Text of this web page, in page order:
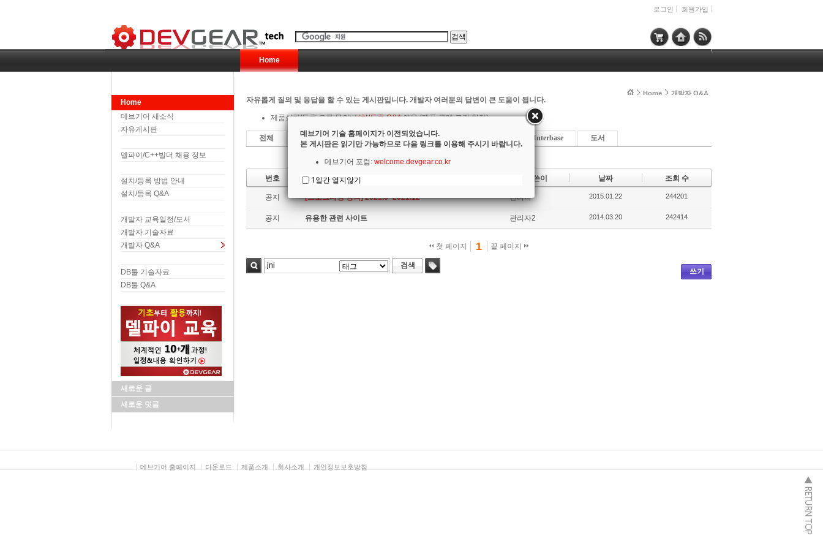
로그인 회원가입
Home
Home
데브기어 새소식
자유게시판
델파이/C++빌더 채용 정보
설치/등록 방법 안내
설치/등록 Q&A
개발자 교육일정/도서
개발자 기술자료
개발자 Q&A
DB툴 기술자료
DB툴 Q&A
새로운 글
새로운 덧글
Home 개발자 Q&A
자유롭게 질의 및 응답을 할 수 있는 게시판입니다. 개발자 여러분의 답변이 큰 도움이 됩니다.
제품설치/등록 오류 문의:설치/등록 Q&A이용 (제품 구매 고객 한정)
전체 Delphi C++ Builder RadPHP Interbase 도서
번호 글쓴이 날짜 조회 수
공지 [프로그래밍 강의] 2021.6~2021.12 관리자 2015.01.22 244201
공지 유용한 관련 사이트 관리자2 2014.03.20 242414
첫 페이지 1 끝 페이지
쓰기
검색
데브기어 홈페이지 다운로드 제품소개 회사소개 개인정보보호방침
데브기어 기술 홈페이지가 이전되었습니다.
본 게시판은 읽기만 가능하므로 다음 링크를 이용해 주시기 바랍니다.
데브기어 포럼: welcome.devgear.co.kr
1일간 열지않기